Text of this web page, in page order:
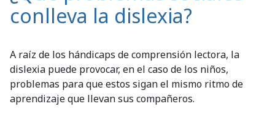
conlleva la dislexia?
A raíz de los hándicaps de comprensión lectora, la
dislexia puede provocar, en el caso de los niños,
problemas para que estos sigan el mismo ritmo de
aprendizaje que llevan sus compañeros.